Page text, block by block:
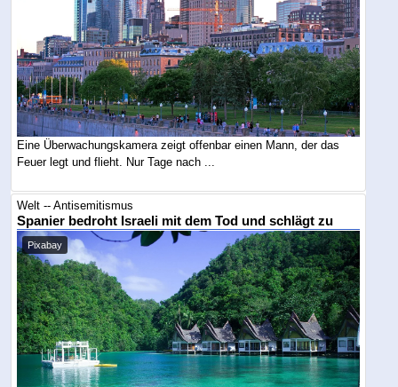
Eine Überwachungskamera zeigt offenbar einen Mann, der das
Feuer legt und flieht. Nur Tage nach ...
Welt -- Antisemitismus
Spanier bedroht Israeli mit dem Tod und schlägt zu
Pixabay